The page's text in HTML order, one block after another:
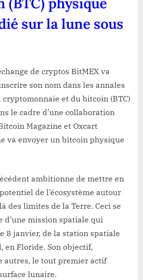
sur la lune sous
de cryptos BitMEX va
son nom dans les annales
cryptomonnaie et du bitcoin (BTC)
le cadre d’une collaboration
Magazine et Oxcart
va envoyer un bitcoin physique
ambitionne de mettre en
de l’écosystème autour
des limites de la Terre. Ceci se
d’une mission spatiale qui
8 janvier, de la station spatiale
en Floride. Son objectif,
autres, le tout premier actif
lunaire.